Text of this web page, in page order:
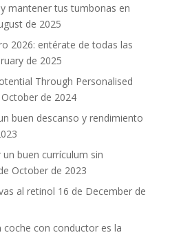
mantener tus tumbonas en
de 2025
2026: entérate de todas las
de 2025
Through Personalised
de 2024
buen descanso y rendimiento
buen currículum sin
October de 2023
al retinol 16 de December de
con conductor es la